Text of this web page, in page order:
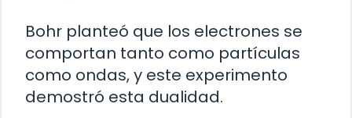
Bohr planteó que los electrones se
comportan tanto como partículas
como ondas, y este experimento
demostró esta dualidad.